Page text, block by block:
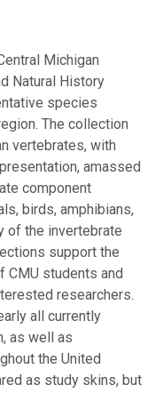
Michigan
Natural History
species
The collection
vertebrates, with
amassed
component
birds, amphibians,
of the invertebrate
support the
CMU students and
researchers.
all currently
as well as
the United
as study skins, but